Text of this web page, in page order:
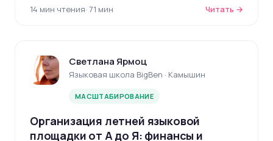
14 мин чтения· 71 мин Читать →
Светлана Ярмоц
Языковая школа BigBen · Камышин
МАСШТАБИРОВАНИЕ
Организация летней языковой
площадки от А до Я: финансы и